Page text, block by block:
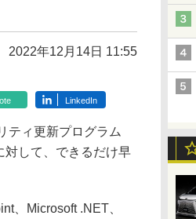
2022年12月14日 11:55
LinkedIn
ティ更新プログラム
対して、できるだけ早
、Microsoft .NET、